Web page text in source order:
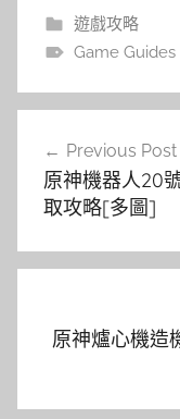
遊戲攻略
Game Guides
導
覽
Previous Post
原神機器人20
取攻略[多圖]
原神爐心機造